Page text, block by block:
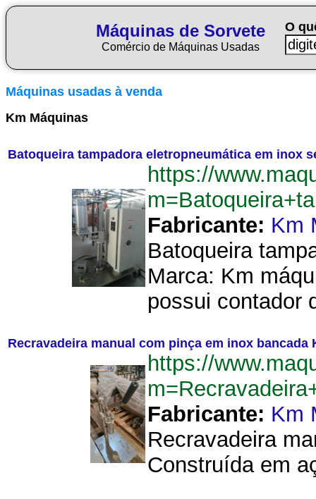
Máquinas de Sorvete
Comércio de Máquinas Usadas
O
Máquinas usadas à venda
Km Máquinas
Batoqueira tampadora eletropneumática em inox
https://
Fabricante: Km
Batoqueira
Marca: Km
possui contador
Recravadeira manual com pinça em inox bancada
https://
Fabricante: Km
Recravadeira
Construída em